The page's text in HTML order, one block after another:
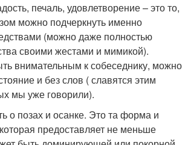
печаль, удовлетворение – это то,
можно подчеркнуть именно
(можно даже полностью
своими жестами и мимикой).
внимательным к собеседнику, можно
и без слов ( славятся этим
мы уже говорили).
о позах и осанке. Это та форма и
предоставляет не меньше